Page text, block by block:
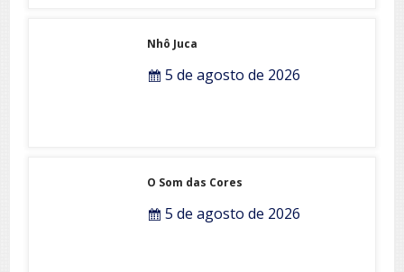
Nhô Juca
5 de agosto de 2026
O Som das Cores
5 de agosto de 2026